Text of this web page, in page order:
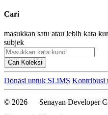
Cari
masukkan satu atau lebih kata
subjek
Cari Koleksi
Donasi untuk SLiMS Kontribusi
© 2026 — Senayan Developer